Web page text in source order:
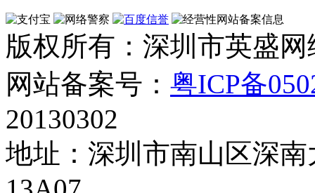
版权所有：深圳市英盛
网站备案号： 粤ICP备
20130302
地址：深圳市南山区深